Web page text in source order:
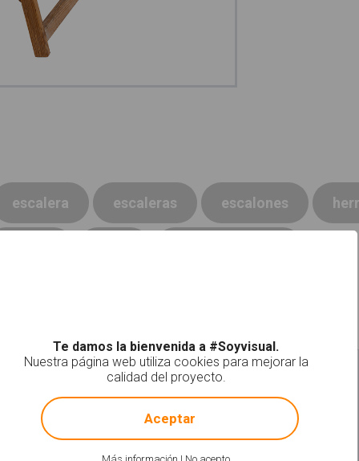
escalera escaleras escalones
Espátulas Rodillo de pintor
Te damos la bienvenida a #Soyvisual.
Nuestra página web utiliza cookies para mejorar la
calidad del proyecto.
Más información | No acepto
! Not valid!
Aceptar